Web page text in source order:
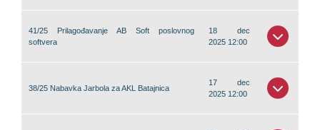
41/25 Prilagođavanje AB Soft poslovnog
softvera
18 dec
2025 12:00
38/25 Nabavka Jarbola za AKL Batajnica
17 dec
2025 12:00